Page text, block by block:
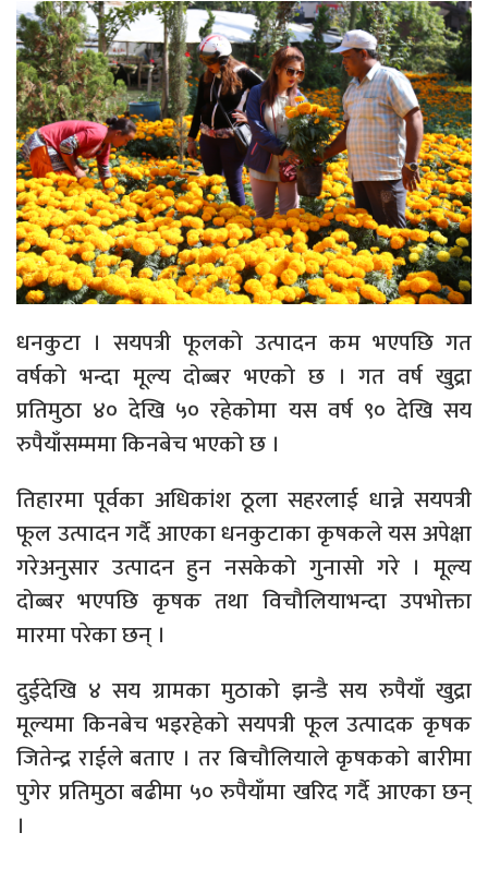
धनकुटा । सयपत्री फूलको उत्पादन कम भएपछि गत
वर्षको भन्दा मूल्य दोब्बर भएको छ । गत वर्ष खुद्रा
प्रतिमुठा ४० देखि ५० रहेकोमा यस वर्ष ९० देखि सय
रुपैयाँसम्ममा किनबेच भएको छ ।
तिहारमा पूर्वका अधिकांश ठूला सहरलाई धान्ने सयपत्री
फूल उत्पादन गर्दै आएका धनकुटाका कृषकले यस अपेक्षा
गरेअनुसार उत्पादन हुन नसकेको गुनासो गरे । मूल्य
दोब्बर भएपछि कृषक तथा विचौलियाभन्दा उपभोक्ता
मारमा परेका छन् ।
दुईदेखि ४ सय ग्रामका मुठाको झन्डै सय रुपैयाँ खुद्रा
मूल्यमा किनबेच भइरहेको सयपत्री फूल उत्पादक कृषक
जितेन्द्र राईले बताए । तर बिचौलियाले कृषकको बारीमा
पुगेर प्रतिमुठा बढीमा ५० रुपैयाँमा खरिद गर्दै आएका छन्
।